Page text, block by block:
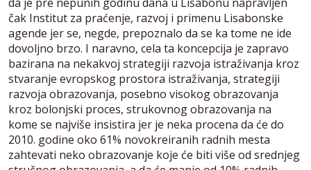
čak Institut za praćenje, razvoj i primenu Lisabonske
agende jer se, negde, prepoznalo da se ka tome ne ide
dovoljno brzo. I naravno, cela ta koncepcija je zapravo
bazirana na nekakvoj strategiji razvoja istraživanja kroz
stvaranje evropskog prostora istraživanja, strategiji
razvoja obrazovanja, posebno visokog obrazovanja
kroz bolonjski proces, strukovnog obrazovanja na
kome se najviše insistira jer je neka procena da će do
2010. godine oko 61% novokreiranih radnih mesta
zahtevati neko obrazovanje koje će biti više od srednjeg